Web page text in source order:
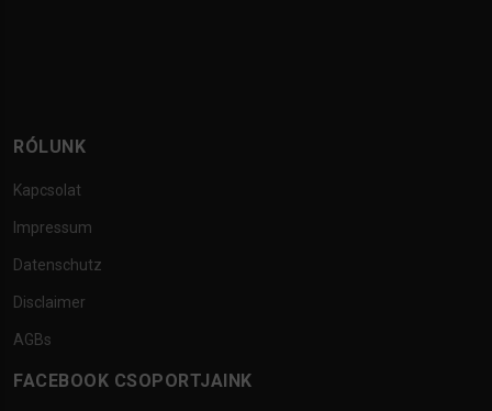
RÓLUNK
Kapcsolat
Impressum
Datenschutz
Disclaimer
AGBs
FACEBOOK CSOPORTJAINK